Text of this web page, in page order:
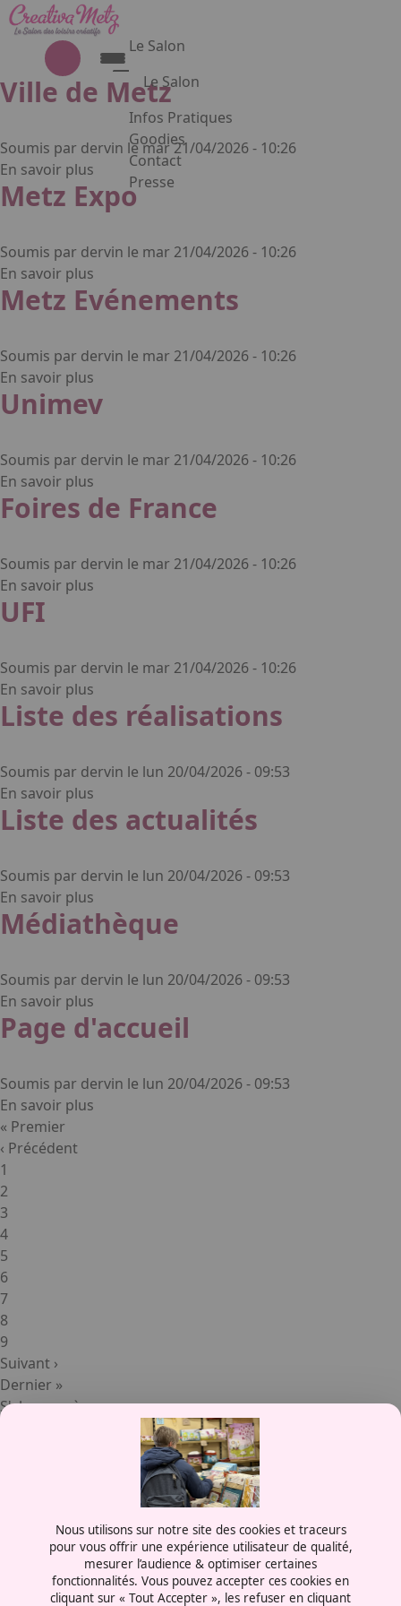
Aller au contenu principal
Le Salon
Le Salon
Découvrez le Salon Creativa
Découvrez le Salon Gourmet - Chocolat
Creativa et Gourmet Chocolat en
images
Infos Pratiques
Goodies
Contact
Presse
Appuyez sur Entrée pour ouvrir le lien.
Ville de Metz
Soumis par dervin lemar 21/04/2026 - 10:26
En savoir plus sur Ville de Metz
Metz Expo
Soumis par dervin le mar 21/04/2026 - 10:26
En savoir plus
Metz Evénements
Soumis par dervin le mar 21/04/2026 - 10:26
En savoir plus
Unimev
Soumis par dervin le mar 21/04/2026 - 10:26
En savoir plus
Foires de France
Soumis par dervin le mar 21/04/2026 - 10:26
En savoir plus
UFI
Soumis par dervin le mar 21/04/2026 - 10:26
En savoir plus
Liste des réalisations
Soumis par dervin le lun 20/04/2026 - 09:53
En savoir plus
Liste des actualités
Soumis par dervin le lun 20/04/2026 - 09:53
En savoir plus
Médiathèque
Soumis par dervin le lun 20/04/2026 - 09:53
En savoir plus
Page d'accueil
Soumis par dervin le lun 20/04/2026 - 09:53
En savoir plus
Pagination
Première page
« Premier
Page précédente
‹ Précédent
Page
1
Page
2
Page
3
Page
4
Page
5
Page
6
Page
7
Page
8
Page
9
Page suivante
Suivant ›
Dernière page
Dernier »
S'abonner à
0387556600
Rue de la Grange aux Bois
57070 - Metz
Panneau de gestion des cookies
Nous utilisons sur notre site des cookies et traceurs
pour vous offrir une expérience utilisateur de qualité,
mesurer l’audience & optimiser certaines
fonctionnalités. Vous pouvez accepter ces cookies en
cliquant sur « Tout Accepter », les refuser en cliquant